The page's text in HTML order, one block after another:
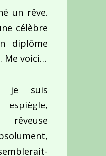
un rêve.
célèbre
diplôme
Me voici…
je suis